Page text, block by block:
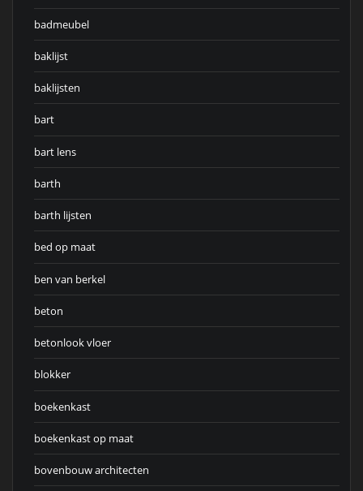
badmeubel
baklijst
baklijsten
bart
bart lens
barth
barth lijsten
bed op maat
ben van berkel
beton
betonlook vloer
blokker
boekenkast
boekenkast op maat
bovenbouw architecten